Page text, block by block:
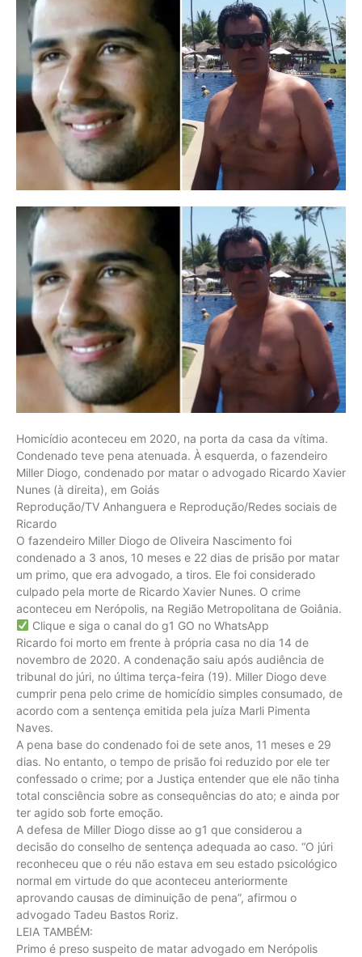
Homicídio aconteceu em 2020, na porta da casa da vítima.
Condenado teve pena atenuada. À esquerda, o fazendeiro
Miller Diogo, condenado por matar o advogado Ricardo Xavier
Nunes (à direita), em Goiás
Reprodução/TV Anhanguera e Reprodução/Redes sociais de
Ricardo
O fazendeiro Miller Diogo de Oliveira Nascimento foi
condenado a 3 anos, 10 meses e 22 dias de prisão por matar
um primo, que era advogado, a tiros. Ele foi considerado
culpado pela morte de Ricardo Xavier Nunes. O crime
aconteceu em Nerópolis, na Região Metropolitana de Goiânia.
Clique e siga o canal do g1 GO no WhatsApp
Ricardo foi morto em frente à própria casa no dia 14 de
novembro de 2020. A condenação saiu após audiência de
tribunal do júri, no última terça-feira (19). Miller Diogo deve
cumprir pena pelo crime de homicídio simples consumado, de
acordo com a sentença emitida pela juíza Marli Pimenta
Naves.
A pena base do condenado foi de sete anos, 11 meses e 29
dias. No entanto, o tempo de prisão foi reduzido por ele ter
confessado o crime; por a Justiça entender que ele não tinha
total consciência sobre as consequências do ato; e ainda por
ter agido sob forte emoção.
A defesa de Miller Diogo disse ao g1 que considerou a
decisão do conselho de sentença adequada ao caso. “O júri
reconheceu que o réu não estava em seu estado psicológico
normal em virtude do que aconteceu anteriormente
aprovando causas de diminuição de pena”, afirmou o
advogado Tadeu Bastos Roriz.
LEIA TAMBÉM:
Primo é preso suspeito de matar advogado em Nerópolis